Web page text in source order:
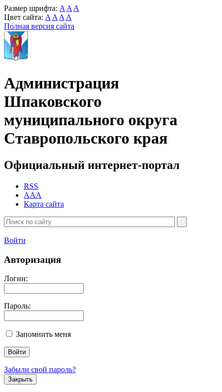
Размер шрифта: A A A
Цвет сайта: A A A A
Полная версия сайта
Администрация
Шпаковского
муниципального округа
Ставропольского края
Официальный интернет-портал
RSS
AAA
Карта сайта
Войти
Авторизация
Логин:
Пароль:
Запомнить меня
Забыли свой пароль?
Закрыть